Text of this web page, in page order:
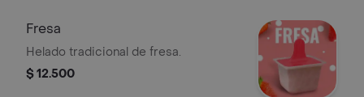
Fresa
Helado tradicional de fresa.
$ 12.500